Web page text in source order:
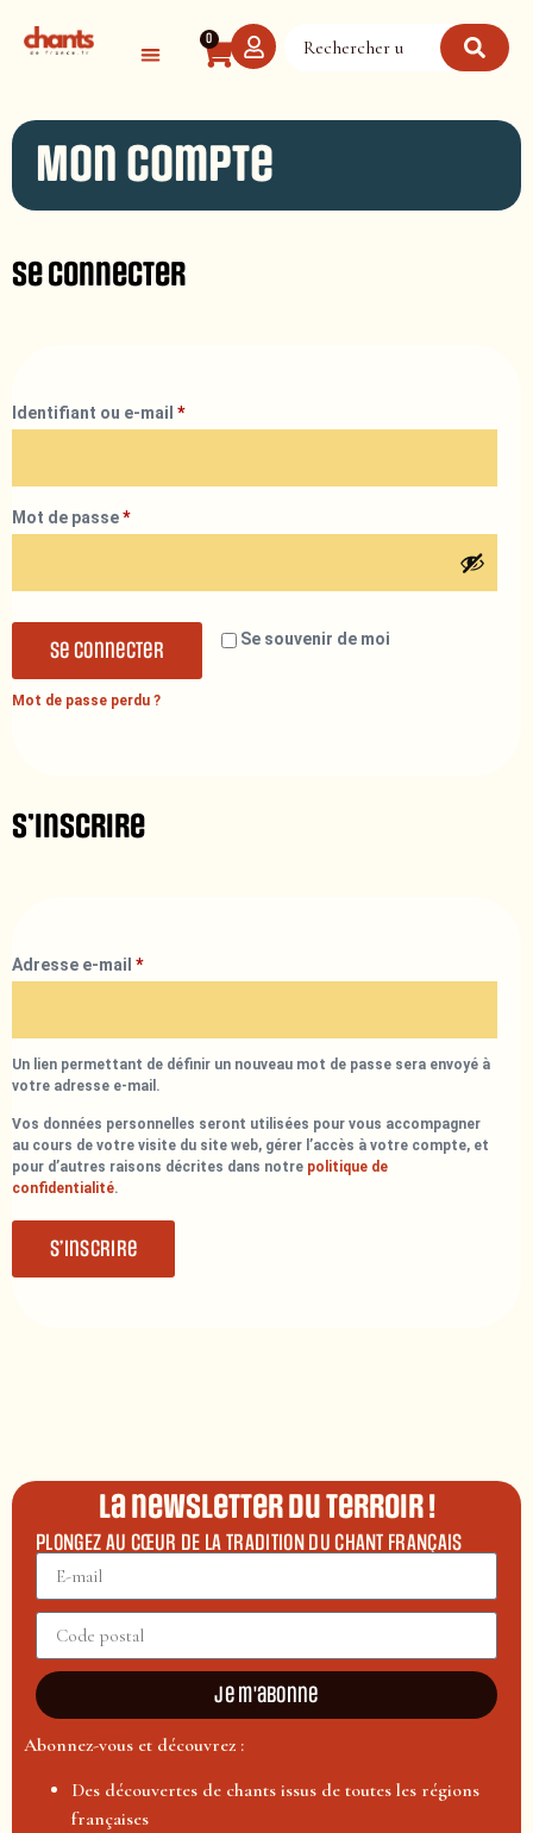
0
Mon compte
Se connecter
Identifiant ou e-mail *
Mot de passe*
Se souvenir de moi
Se connecter
Mot de passe perdu ?
S’inscrire
Adresse e-mail *
Un lien permettant de définir un nouveau mot de passe sera envoyé à
votre adresse e-mail.
Vos données personnelles seront utilisées pour vous accompagner
au cours de votre visite du site web, gérer l’accès à votre compte, et
pour d’autres raisons décrites dans notre politique de
confidentialité.
S’inscrire
La newsletter du terroir !
PLONGEZ AU CŒUR DE LA TRADITION DU CHANT FRANÇAIS
Je m'abonne
Abonnez-vous et découvrez :
Des découvertes de chants issus de toutes les régions
françaises